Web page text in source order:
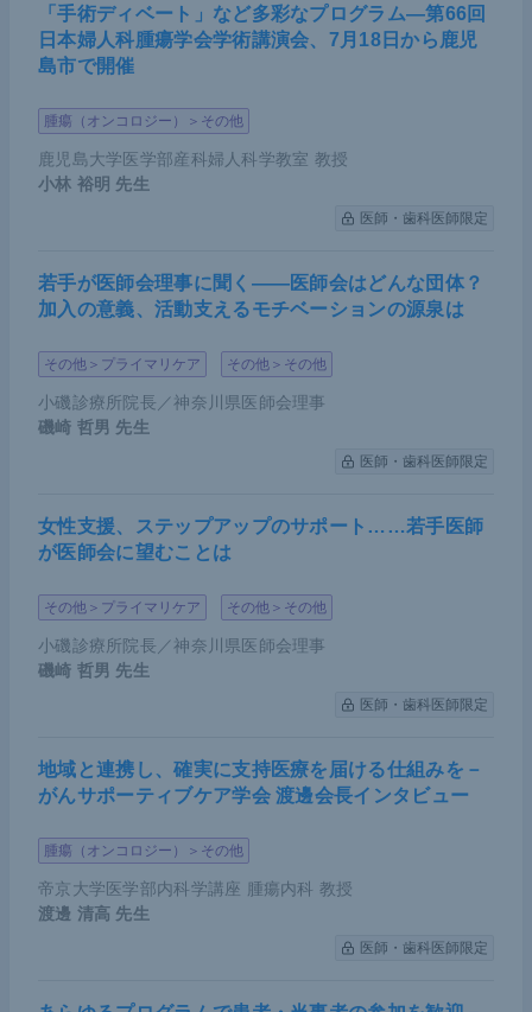
糖尿病の食事療法といってもさまざまなものがあ
る。地中海食はオリーブオイルを毎日150mL取るな
ど日本人にはかなり難しい。また、糖質制限とカロ
議論だ。痩せている人にカロリー制限をすべきでは
ない。太っている人が体重を減らすためには糖質制
問題がある。
に難しい。私は患者に、食事はしっかり取ってほし
い、その代わり間食をしないようにといっている。
糖質制限をしているが間食もするという患者がいる
が本末転倒だ。食べるという楽しみを奪ってはいけ
食事療法に関して、間歇スキャン式持続血糖測定器
（isCGM：Intermittently Scanned Continuous Gluc
ose Monitoring）のようなものが、常時ではなくと
も年に数回、保険で使えるようになると、食事と血
面はあるだろうが、研究はしないといけないと思っ
ている。
「手術ディベート」など多彩なプログラム―第66回
日本婦人科腫瘍学会学術講演会、7月18日から鹿児
島市で開催
腫瘍（オンコロジー）＞その他
鹿児島大学医学部産科婦人科学教室 教授
小林 裕明 先生
医師・歯科医師限定
若手が医師会理事に聞く――医師会はどんな団体？
加入の意義、活動支えるモチベーションの源泉は
その他＞プライマリケア その他＞その他
小磯診療所院長／神奈川県医師会理事
磯崎 哲男 先生
医師・歯科医師限定
女性支援、ステップアップのサポート……若手医師
が医師会に望むことは
その他＞プライマリケア その他＞その他
小磯診療所院長／神奈川県医師会理事
磯崎 哲男 先生
医師・歯科医師限定
地域と連携し、確実に支持医療を届ける仕組みを－
がんサポーティブケア学会 渡邊会長インタビュー
腫瘍（オンコロジー）＞その他
帝京大学医学部内科学講座 腫瘍内科 教授
渡邊 清高 先生
医師・歯科医師限定